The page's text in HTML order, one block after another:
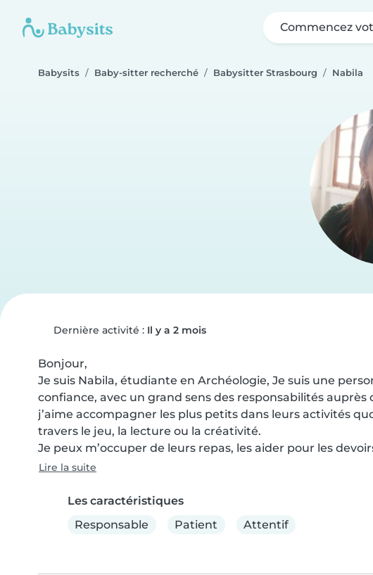
Commencez
Babysits Baby-sitter recherché Babysitter Strasbourg Nabila
Dernière activité : Il y a 2 mois
Bonjour,
Je suis Nabila, étudiante en Archéologie, Je suis une
confiance, avec un grand sens des responsabilités
j’aime accompagner les plus petits dans leurs activités
travers le jeu, la lecture ou la créativité.
Je peux m’occuper de leurs repas, les aider pour les
Lire la suite
Les caractéristiques
Responsable
Patient Attentif